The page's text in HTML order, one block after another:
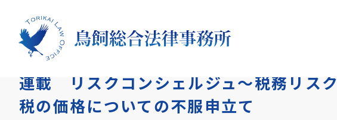
HOME
連載 リスクコンシェルジュ～税務リ
税の価格についての不服申立て